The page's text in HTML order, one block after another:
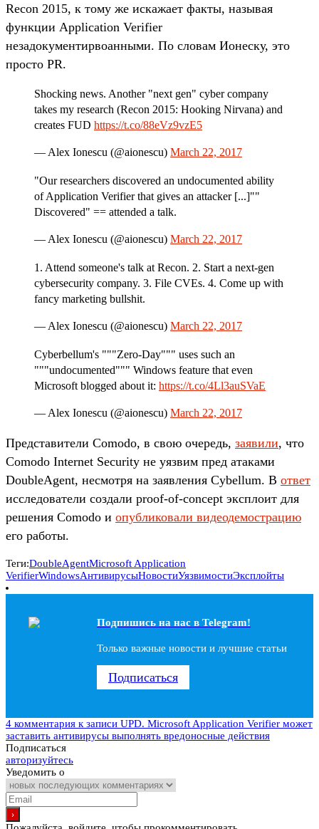
Recon 2015, к тому же искажает факты, называя
функции Application Verifier
незадокументирвоанными. По словам Ионеску, это
просто PR.
Shocking news. Another "next gen" cyber company
takes my research (Recon 2015: Hooking Nirvana) and
creates FUD https://t.co/88eVz9vzE5
— Alex Ionescu (@aionescu) March 22, 2017
"Our researchers discovered an undocumented ability
of Application Verifier that gives an attacker [...]""
Discovered" == attended a talk.
— Alex Ionescu (@aionescu) March 22, 2017
1. Attend someone's talk at Recon. 2. Start a next-gen
cybersecurity company. 3. File CVEs. 4. Come up with
fancy marketing bullshit.
— Alex Ionescu (@aionescu) March 22, 2017
Cyberbellum's """Zero-Day""" uses such an
"""undocumented""" Windows feature that even
Microsoft blogged about it: https://t.co/4Ll3auSVaE
— Alex Ionescu (@aionescu) March 22, 2017
Представители Comodo, в свою очередь, заявили, что
Comodo Internet Security не уязвим пред атаками
DoubleAgent, несмотря на заявления Cybellum. В ответ
исследователи создали proof-of-concept эксплоит для
решения Comodo и опубликовали видеодемострацию
его работы.
Теги:DoubleAgentMicrosoft Application
VerifierWindowsАнтивирусыНовостиУязвимостиЭксплойты
Подпишись на наc в Telegram!
Только важные новости и лучшие статьи
Подписаться
4 комментария к записи UPD. Microsoft Application Verifier может
заставить антивирусы выполнять вредоносные действия
Подписаться
авторизуйтесь
Уведомить о